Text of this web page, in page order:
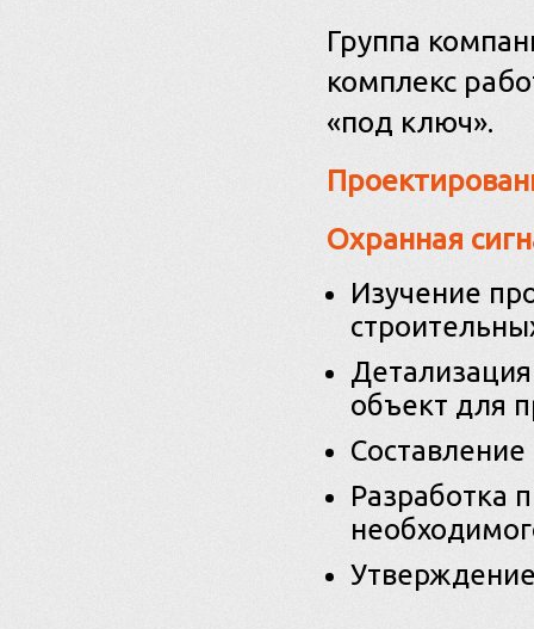
Группа
комплекс
«под ключ».
Охранная
Изучение
объект для
Составление
Разработка